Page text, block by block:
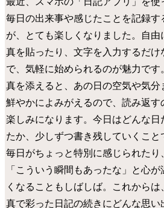
毎日の出来事や感じたことを記録す
が、とても楽しくなりました。自由
真を貼ったり、文字を入力するだけ
で、気軽に始められるのが魅力です
真を添えると、あの日の空気や気分
鮮やかによみがえるので、読み返す
楽しみになります。今日はどんな日
たか、少しずつ書き残していくこと
毎日がちょっと特別に感じられたり
「こういう瞬間もあったな」と心が
くなることもしばしば。これからは
真で彩った日記の続きにどんな思い